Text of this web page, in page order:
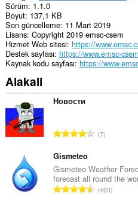
Sürüm 1.1.0
Boyut 137,1 KB
Son güncelleme 11 Mart 2019
Lisans Copyright 2019 emsc-csem
Hizmet Web sitesi https://www.emsc-
Destek sayfası
Kaynak kodu sayfası
Alakali
Новости
T
l
a
m
7
Gismeteo
Gismeteo Weather
forecast all round the
T460